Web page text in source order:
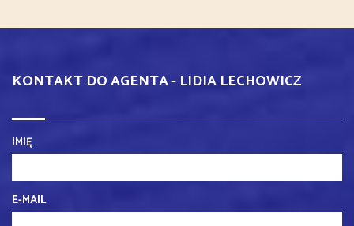
KONTAKT DO AGENTA - LIDIA LECHOWICZ
IMIĘ
E-MAIL